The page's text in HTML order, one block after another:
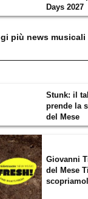
Days 2027
più news musicali
Stunk: il
prende la
del Mese
Giovanni
del Mese